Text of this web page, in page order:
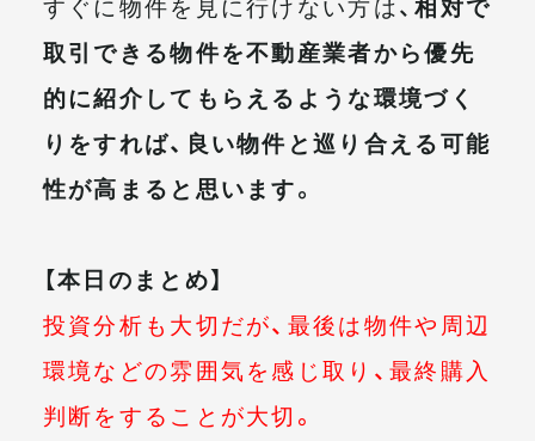
取引できる物件を不動産業者から優先
的に紹介してもらえるような環境づく
りをすれば、良い物件と巡り合える可能
性が高まると思います。
【本日のまとめ】
投資分析も大切だが、最後は物件や周辺
環境などの雰囲気を感じ取り、最終購入
判断をすることが大切。